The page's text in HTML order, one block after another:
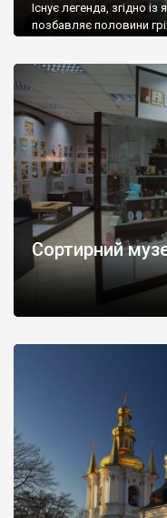
Існує легенда, згідно
позбавляє половини
Сортирний